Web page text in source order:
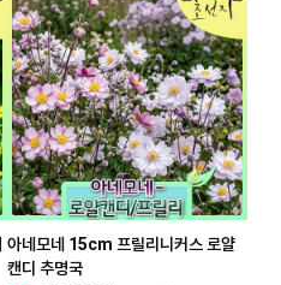
아네모네 15cm 프릴리니커스 로얄
캔디 추명국